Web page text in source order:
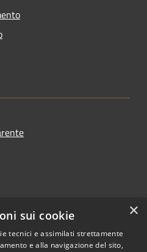
×
sui cookie
tecnici e assimilati strettamente
e alla navigazione del sito,